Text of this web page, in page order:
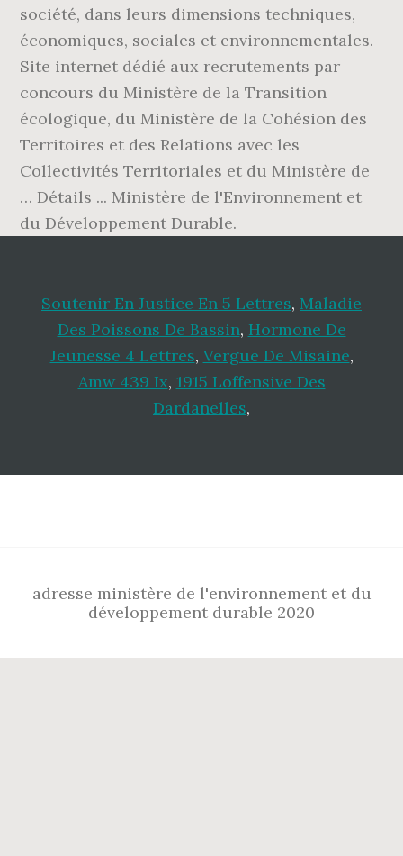
Soutenir En Justice En 5 Lettres, Maladie
Des Poissons De Bassin, Hormone De
Jeunesse 4 Lettres, Vergue De Misaine,
Amw 439 Ix, 1915 Loffensive Des
Dardanelles,
adresse ministère de l'environnement et du
développement durable 2020